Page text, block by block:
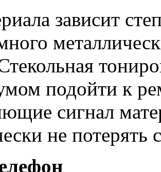
зависит
подойти к
сигнал
не потерять